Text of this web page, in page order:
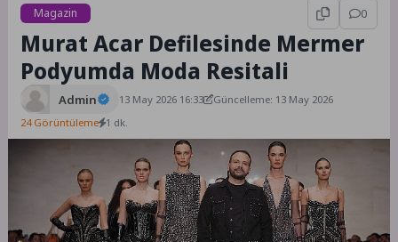
Magazin
0
Murat Acar Defilesinde Mermer
Podyumda Moda Resitali
Admin 13 May 2026 16:33
Güncelleme: 13 May 2026
24 Görüntüleme 1 dk.